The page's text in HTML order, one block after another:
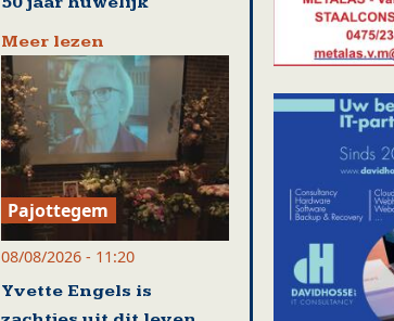
Meer lezen
Pajottegem
08/08/2026 - 11:20
Yvette Engels is